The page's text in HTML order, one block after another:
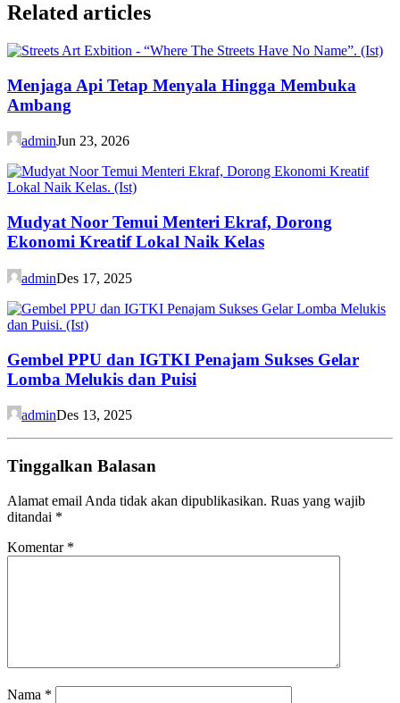
Related articles
Menjaga Api Tetap Menyala Hingga Membuka
Ambang
adminJun 23, 2026
Mudyat Noor Temui Menteri Ekraf, Dorong
Ekonomi Kreatif Lokal Naik Kelas
adminDes 17, 2025
Gembel PPU dan IGTKI Penajam Sukses Gelar
Lomba Melukis dan Puisi
adminDes 13, 2025
Tinggalkan Balasan
Alamat email Anda tidak akan dipublikasikan. Ruas yang wajib
ditandai *
Komentar *
Nama *